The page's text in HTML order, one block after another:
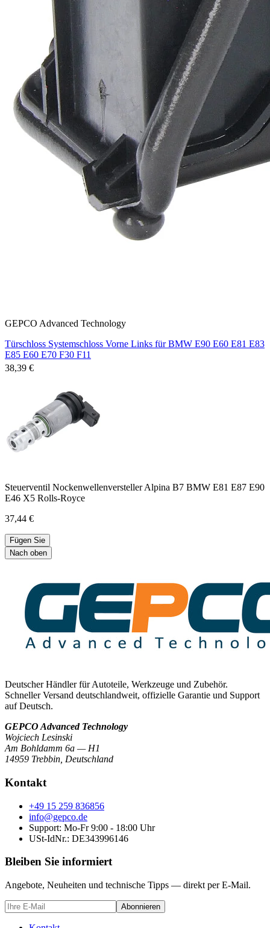
GEPCO Advanced Technology
Türschloss Systemschloss Vorne Links für BMW E90 E60 E81 E83
E85 E60 E70 F30 F11
38,39 €
Steuerventil Nockenwellenversteller Alpina B7 BMW E81 E87 E90
E46 X5 Rolls-Royce
37,44 €
Fügen Sie
Nach oben
Deutscher Händler für Autoteile, Werkzeuge und Zubehör.
Schneller Versand deutschlandweit, offizielle Garantie und Support
auf Deutsch.
GEPCO Advanced Technology
Wojciech Lesinski
Am Bohldamm 6a — H1
14959 Trebbin Deutschland
Kontakt
+49 15 259 836856
info@gepco.de
Support: Mo-Fr 9:00 - 18:00 Uhr
USt-IdNr.: DE343996146
Bleiben Sie informiert
Angebote, Neuheiten und technische Tipps — direkt per E-Mail.
Abonnieren